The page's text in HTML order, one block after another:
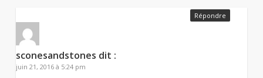
sconesandstones dit :
juin 21, 2016 à 5:24 pm
Répondre